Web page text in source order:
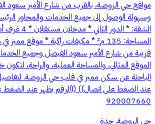
مواقع حي الروضة، بالقرب من شارع الأمير سعود
وسهولة الوصول إلى جميع الخدمات والمحاور
الشقة: * الدور
المساحة: 135 م² * مكيفات راكبة * موقع
قريبة من شارع الأمير سعود الفيصل وجميع
الموقع المثالي، والمساحة العملية، والراحة، لتكون
الباحثة عن سكن مميز في قلب حي الروضة. لتفاصيل
عند الضغط على اتصال)) ((الرقم يظهر عند الضغط
920007660
حي الروضة, جدة